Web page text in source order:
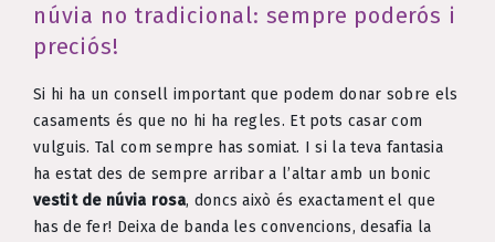
núvia no tradicional: sempre poderós i
preciós!
Si hi ha un consell important que podem donar sobre els
casaments és que no hi ha regles. Et pots casar com
vulguis. Tal com sempre has somiat. I si la teva fantasia
ha estat des de sempre arribar a l’altar amb un bonic
vestit de núvia rosa, doncs això és exactament el que
has de fer! Deixa de banda les convencions, desafia la